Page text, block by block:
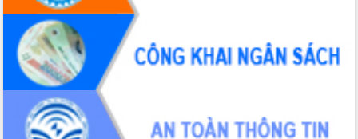
Định vị cà phê Việt Nam như một “di
sản sống” trong dòng chảy toàn cầu
Xây dựng nông thôn mới: Nâng cao đời
sống người dân từ những mô hình thiết
thực
Quyết liệt tháo gỡ vướng mắc, đẩy
nhanh tiến độ các dự án trọng điểm
trong Khu kinh tế Nam Phú Yên